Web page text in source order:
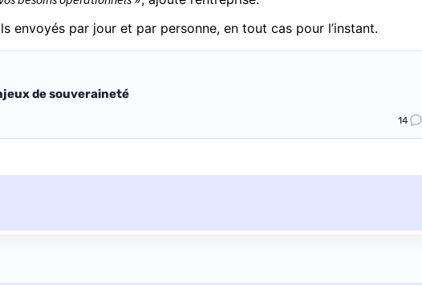
envoyés par jour et par personne, en tout cas pour l’instant.
de souveraineté
14